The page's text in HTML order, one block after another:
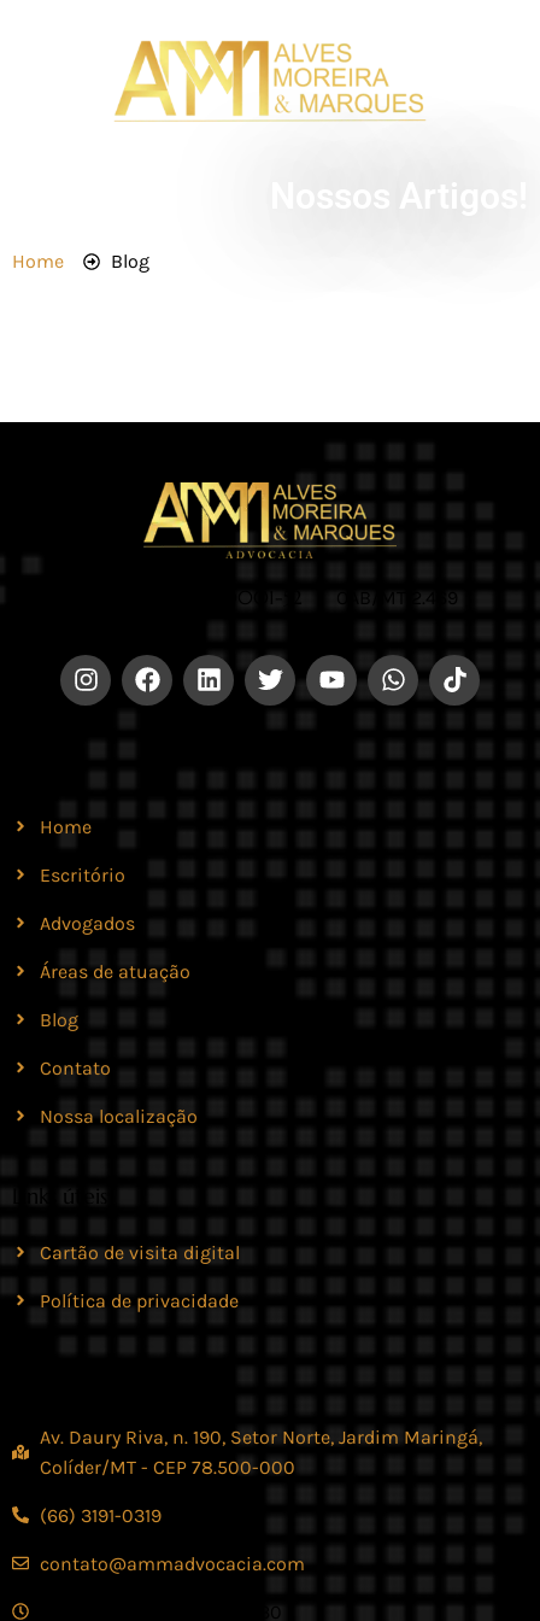
Home Blog
CNPJ 42.579.159/0001-52 | OAB/MT 2.469
Home
Escritório
Advogados
Áreas de atuação
Blog
Contato
Nossa localização
Links úteis
Cartão de visita digital
Política de privacidade
Av. Daury Riva, n. 190, Setor Norte, Jardim Maringá,
Colíder/MT - CEP 78.500-000
(66) 3191-0319
contato@ammadvocacia.com